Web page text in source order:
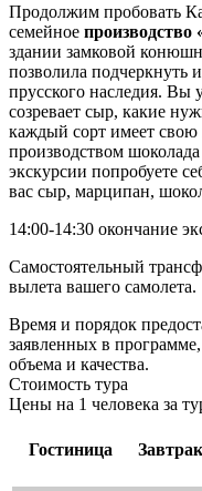
Продолжим пробовать
семейное производство
здании замковой
позволила подчеркнуть
прусского наследия. Вы
созревает сыр, какие
каждый сорт имеет
производством
экскурсии попробуете
вас сыр, марципан,
14:00-14:30 окончание
Самостоятельный
вылета вашего самолета.
Время и порядок
заявленных в
объема и качества.
Стоимость тура
Цены на 1 человека за
Гостиница Завтрак